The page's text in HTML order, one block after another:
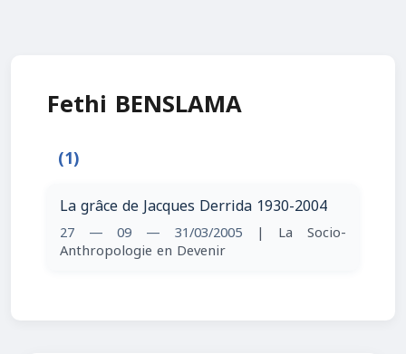
Fethi BENSLAMA
(1)
La grâce de Jacques Derrida 1930-2004
27 — 09 — 31/03/2005 | La Socio-
Anthropologie en Devenir